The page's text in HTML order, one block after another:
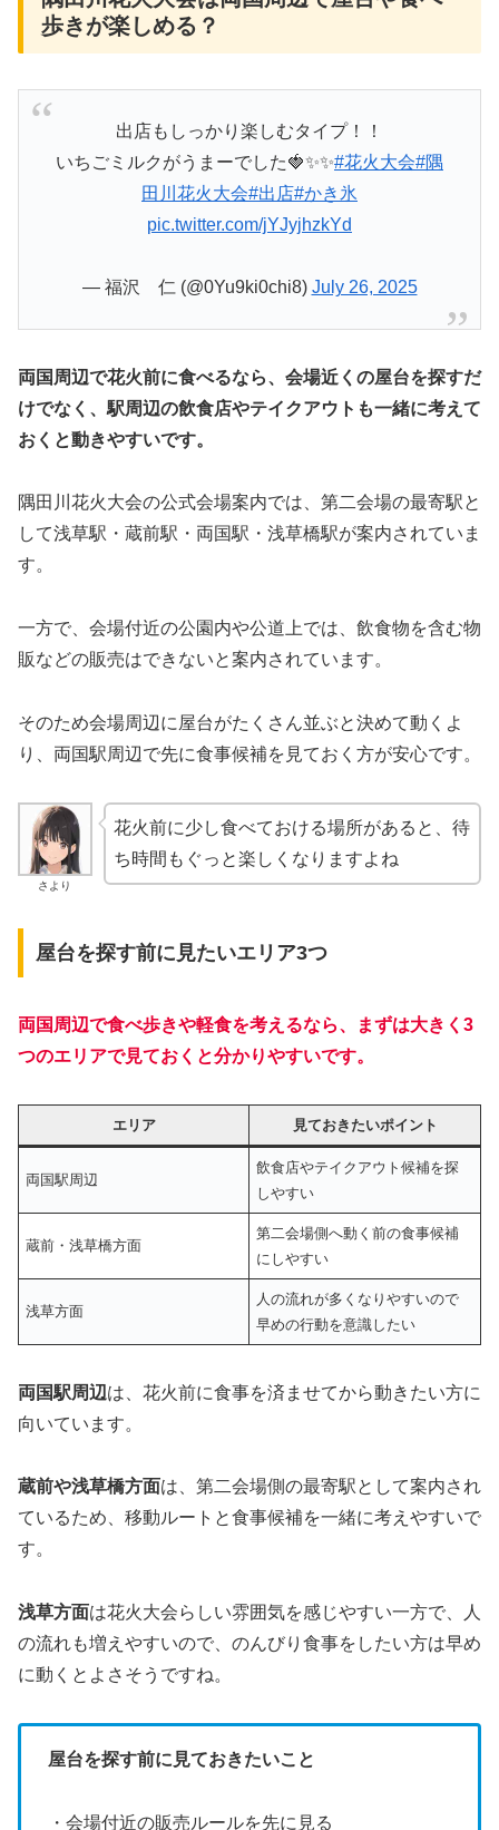
歩きが楽しめる？
出店もしっかり楽しむタイプ！！
いちごミルクがうまーでした🍓✨✨️#花火大会#隅
田川花火大会#出店#かき氷
pic.twitter.com/jYJyjhzkYd
— 福沢 仁 (@0Yu9ki0chi8) July 26, 2025
両国周辺で花火前に食べるなら、会場近くの屋台を探すだ
けでなく、駅周辺の飲食店やテイクアウトも一緒に考えて
おくと動きやすいです。
隅田川花火大会の公式会場案内では、第二会場の最寄駅と
して浅草駅・蔵前駅・両国駅・浅草橋駅が案内されていま
す。
一方で、会場付近の公園内や公道上では、飲食物を含む物
販などの販売はできないと案内されています。
そのため会場周辺に屋台がたくさん並ぶと決めて動くよ
り、両国駅周辺で先に食事候補を見ておく方が安心です。
さより
花火前に少し食べておける場所があると、待
ち時間もぐっと楽しくなりますよね
屋台を探す前に見たいエリア3つ
両国周辺で食べ歩きや軽食を考えるなら、まずは大きく3
つのエリアで見ておくと分かりやすいです。
エリア 見ておきたいポイント
両国駅周辺
飲食店やテイクアウト候補を探
しやすい
蔵前・浅草橋方面
第二会場側へ動く前の食事候補
にしやすい
浅草方面
人の流れが多くなりやすいので
早めの行動を意識したい
両国駅周辺は、花火前に食事を済ませてから動きたい方に
向いています。
蔵前や浅草橋方面は、第二会場側の最寄駅として案内され
ているため、移動ルートと食事候補を一緒に考えやすいで
す。
浅草方面は花火大会らしい雰囲気を感じやすい一方で、人
の流れも増えやすいので、のんびり食事をしたい方は早め
に動くとよさそうですね。
屋台を探す前に見ておきたいこと
・会場付近の販売ルールを先に見る